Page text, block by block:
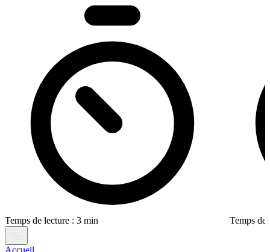
Temps de lecture : 3 min Temps de
Accueil